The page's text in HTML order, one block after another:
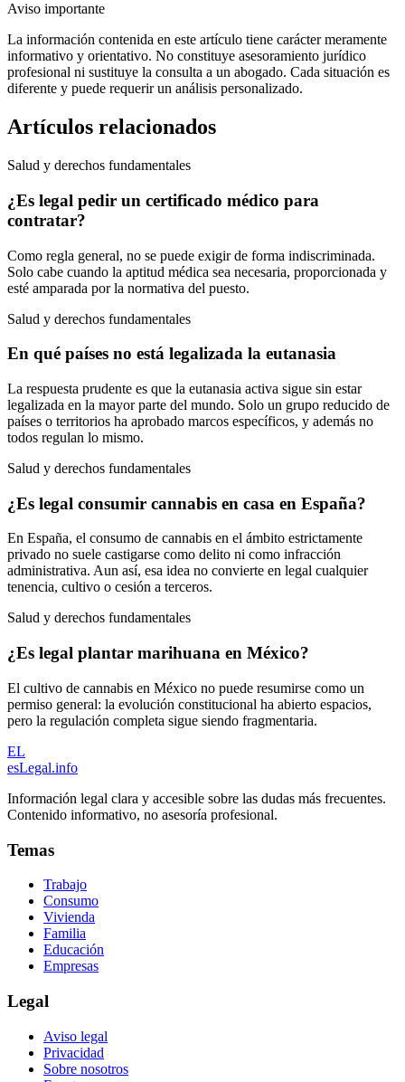
Aviso importante
La información contenida en este artículo tiene carácter meramente
informativo y orientativo. No constituye asesoramiento jurídico
profesional ni sustituye la consulta a un abogado. Cada situación es
diferente y puede requerir un análisis personalizado.
Artículos relacionados
Salud y derechos fundamentales
¿Es legal pedir un certificado médico para
contratar?
Como regla general, no se puede exigir de forma indiscriminada.
Solo cabe cuando la aptitud médica sea necesaria, proporcionada y
esté amparada por la normativa del puesto.
Salud y derechos fundamentales
En qué países no está legalizada la eutanasia
La respuesta prudente es que la eutanasia activa sigue sin estar
legalizada en la mayor parte del mundo. Solo un grupo reducido de
países o territorios ha aprobado marcos específicos, y además no
todos regulan lo mismo.
Salud y derechos fundamentales
¿Es legal consumir cannabis en casa en España?
En España, el consumo de cannabis en el ámbito estrictamente
privado no suele castigarse como delito ni como infracción
administrativa. Aun así, esa idea no convierte en legal cualquier
tenencia, cultivo o cesión a terceros.
Salud y derechos fundamentales
¿Es legal plantar marihuana en México?
El cultivo de cannabis en México no puede resumirse como un
permiso general: la evolución constitucional ha abierto espacios,
pero la regulación completa sigue siendo fragmentaria.
EL
esLegal.info
Información legal clara y accesible sobre las dudas más frecuentes.
Contenido informativo, no asesoría profesional.
Temas
Trabajo
Consumo
Vivienda
Familia
Educación
Empresas
Legal
Aviso legal
Privacidad
Sobre nosotros